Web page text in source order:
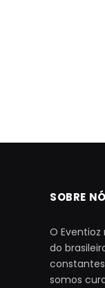
SOBRE
O
do
somos